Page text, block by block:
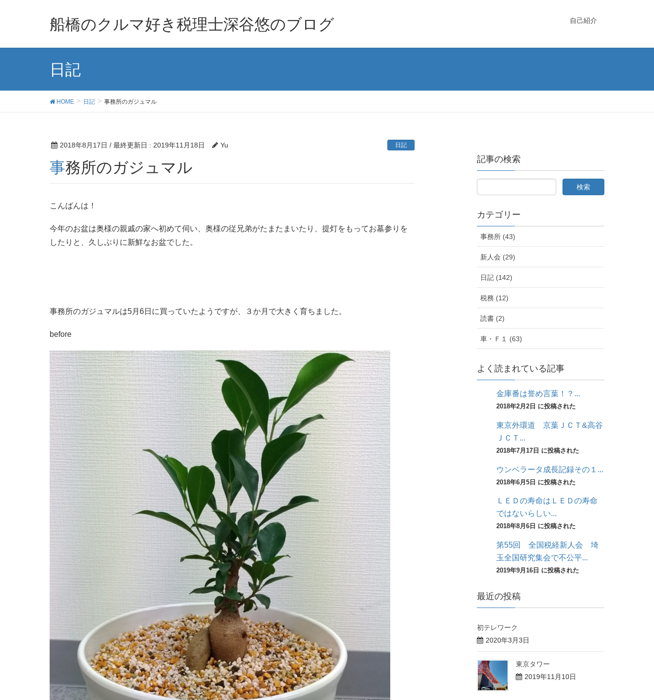
船橋のクルマ好き税理士深谷悠のブログ 自己紹介
日記
HOME 日記 事務所のガジュマル
2018年8月17日 / 最終更新日 : 2019年11月18日 Yu 日記
事務所のガジュマル
こんばんは！
今年のお盆は奥様の親戚の家へ初めて伺い、奥様の従兄弟がたまたまいたり、提灯をもってお墓参りを
したりと、久しぶりに新鮮なお盆でした。
事務所のガジュマルは5月6日に買っていたようですが、３か月で大きく育ちました。
before
記事の検索
カテゴリー
事務所 (43)
新人会 (29)
日記 (142)
税務 (12)
読書 (2)
車・Ｆ１ (63)
よく読まれている記事
金庫番は誉め言葉！？...
2018年2月2日 に投稿された
東京外環道 京葉ＪＣＴ&高谷
ＪＣＴ...
2018年7月17日 に投稿された
ウンベラータ成長記録その１...
2018年6月5日 に投稿された
ＬＥＤの寿命はＬＥＤの寿命
ではないらしい...
2018年8月6日 に投稿された
第55回 全国税経新人会 埼
玉全国研究集会で不公平...
2019年9月16日 に投稿された
最近の投稿
初テレワーク
2020年3月3日
東京タワー
2019年11月10日